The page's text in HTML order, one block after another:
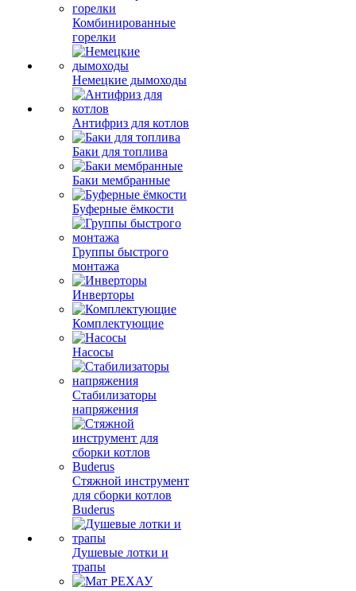
Комбинированные
горелки
Немецкие дымоходы
Антифриз для котлов
Баки для топлива
Баки мембранные
Буферные ёмкости
Группы быстрого
монтажа
Инверторы
Комплектующие
Насосы
Стабилизаторы
напряжения
Стяжной инструмент
для сборки котлов
Buderus
Душевые лотки и
трапы